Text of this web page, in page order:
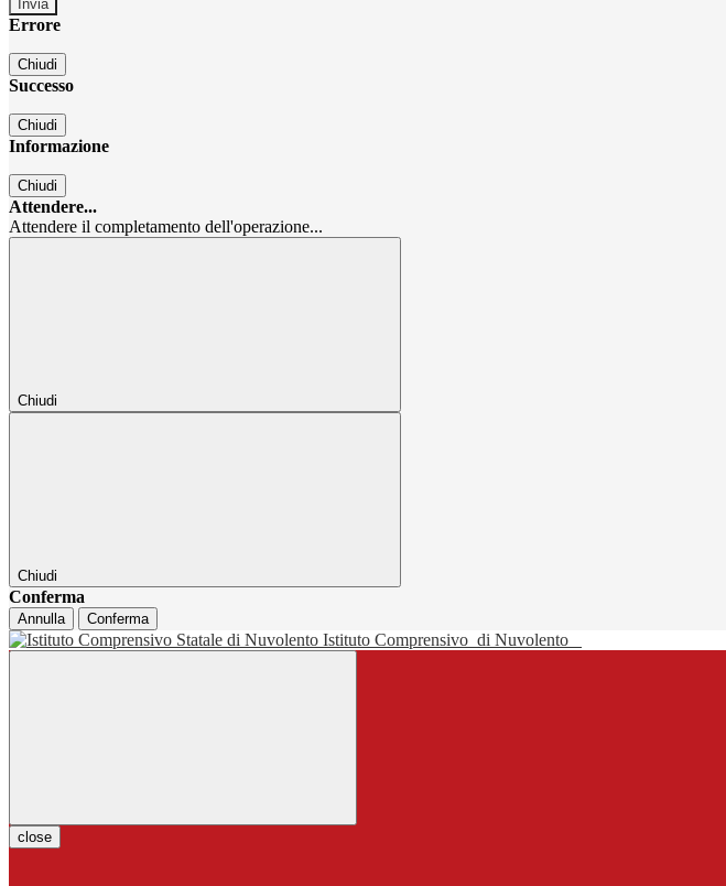
Errore
Chiudi
Successo
Chiudi
Informazione
Chiudi
Attendere...
Attendere il completamento dell'operazione...
Chiudi
Chiudi
Conferma
Annulla Conferma
Istituto Comprensivo di Nuvolento
close